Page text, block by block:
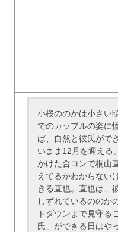
小桜ののかは小さい
でのカップルの姿に
ば、自然と彼氏がで
いまま12月を迎える
かけた合コンで桐山
えてるかわからない
きる直也。直也は、
しずれているののか
トダウンまで見守る
氏」ができる日はや